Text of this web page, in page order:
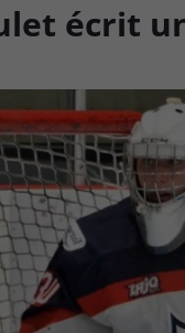
écrit